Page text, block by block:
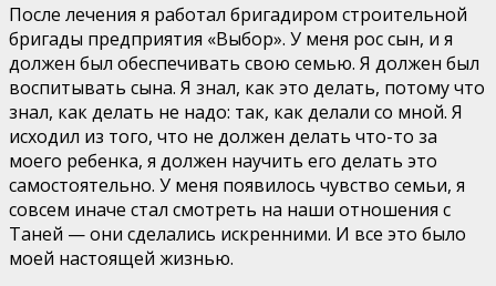
После лечения я работал бригадиром строительной
бригады предприятия «Выбор». У меня рос сын, и я
должен был обеспечивать свою семью. Я должен был
воспитывать сына. Я знал, как это делать, потому что
знал, как делать не надо: так, как делали со мной. Я
исходил из того, что не должен делать что-то за
моего ребенка, я должен научить его делать это
самостоятельно. У меня появилось чувство семьи, я
совсем иначе стал смотреть на наши отношения с
Таней — они сделались искренними. И все это было
моей настоящей жизнью.